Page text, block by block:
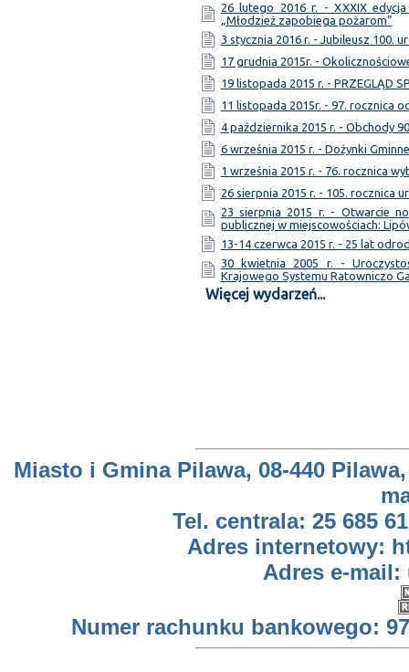
26 lutego 2016 r. - XXXIX
„Młodzież zapobiega pożarom”
3 stycznia 2016 r. - Jubileusz 100.
17 grudnia 2015r. -
19 listopada 2015 r. - PRZEGLĄD
11 listopada 2015r. - 97. rocznica
4 października 2015 r. - Obchody
6 września 2015 r. - Dożynki
1 września 2015 r. - 76. rocznica
26 sierpnia 2015 r. - 105. rocznica
23 sierpnia 2015 r. - Otwarcie
publicznej w miejscowościach:
13-14 czerwca 2015 r. - 25 lat
30 kwietnia 2005 r. -
Krajowego Systemu Ratowniczo
Więcej wydarzeń...
Miasto i Gmina Pilawa, 08-440
Tel. centrala: 25 685
Adres internetowy:
Adres e-mail:
Numer rachunku bankowego: 97